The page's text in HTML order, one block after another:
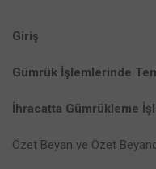
Giriş
Gümrük İşlemlerinde
İhracatta Gümrükleme
Özet Beyan ve Özet